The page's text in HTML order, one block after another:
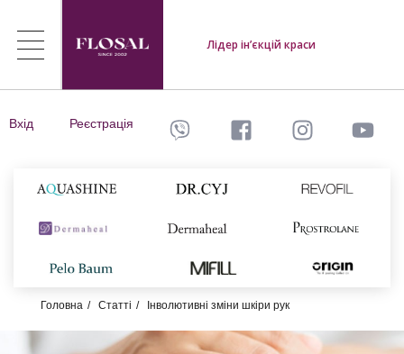
Лідер ін’єкцій краси
Вхід Реєстрація
Головна Статті Інволютивні зміни шкіри рук